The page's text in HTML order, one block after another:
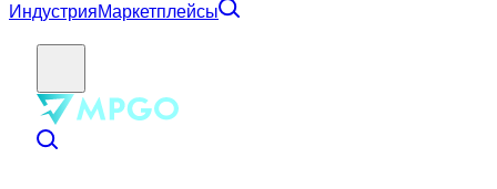
ИндустрияМаркетплейсы